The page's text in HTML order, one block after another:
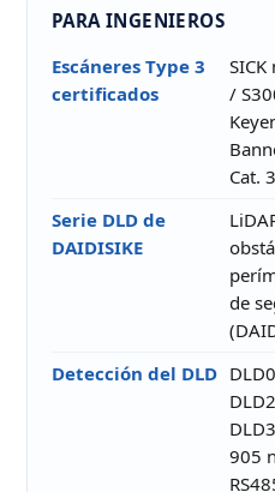
PARA INGENIEROS
Escáneres Type 3
certificados
/
Cat.
Serie DLD de
DAIDISIKE
de
Detección del DLD
905